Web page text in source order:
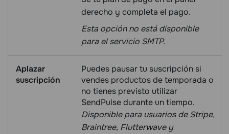
derecho y completa el pago.
Esta opción no está disponible
para el servicio SMTP.
Aplazar
suscripción
Puedes pausar tu suscripción si
vendes productos de temporada o
no tienes previsto utilizar
SendPulse durante un tiempo.
Disponible para usuarios de Stripe,
Braintree, Flutterwave y